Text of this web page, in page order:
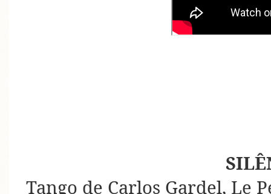
Tango de Carlos Gardel, Le